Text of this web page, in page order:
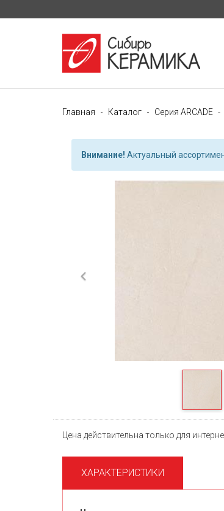
Главная Каталог Серия ARCADE
Внимание! Актуальный
Previous
Цена действительна только для
ХАРАКТЕРИСТИКИ